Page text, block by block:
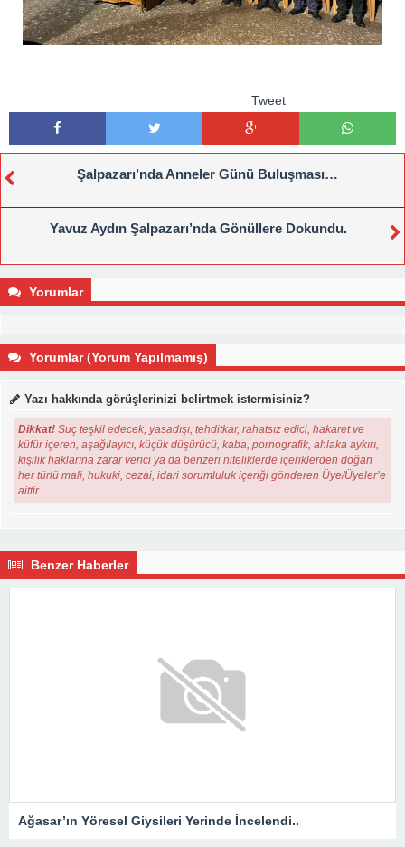
Tweet
Şalpazarı’nda Anneler Günü Buluşması…
Yavuz Aydın Şalpazarı’nda Gönüllere Dokundu.
Yorumlar
Yorumlar (Yorum Yapılmamış)
Yazı hakkında görüşlerinizi belirtmek istermisiniz?
Dikkat! Suç teşkil edecek, yasadışı, tehditkar, rahatsız edici, hakaret ve
küfür içeren, aşağılayıcı, küçük düşürücü, kaba, pornografik, ahlaka aykırı,
kişilik haklarına zarar verici ya da benzeri niteliklerde içeriklerden doğan
her türlü mali, hukuki, cezai, idari sorumluluk içeriği gönderen Üye/Üyeler’e
aittir.
Benzer Haberler
Ağasar’ın Yöresel Giysileri Yerinde İncelendi..